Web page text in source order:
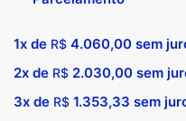
1x de R$ 4.060,00 sem
2x de R$ 2.030,00 sem
3x de R$ 1.353,33 sem